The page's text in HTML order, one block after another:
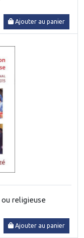
Ajouter au panier
religieuse
Ajouter au panier